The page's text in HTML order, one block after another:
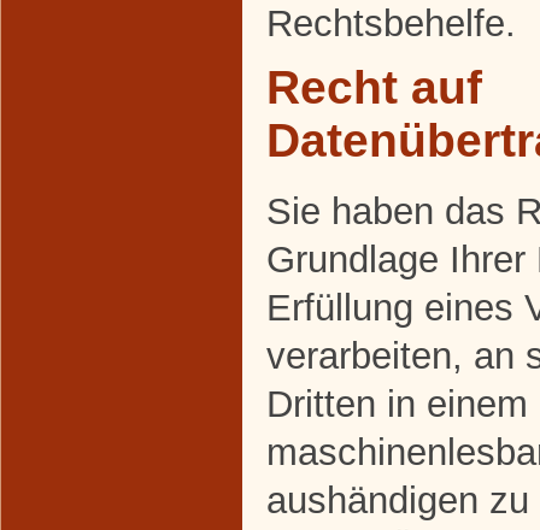
Rechtsbehelfe.
Recht auf
Sie haben das
Grundlage
Erfüllung eines
verarbeiten, an
Dritten in einem
aushändigen